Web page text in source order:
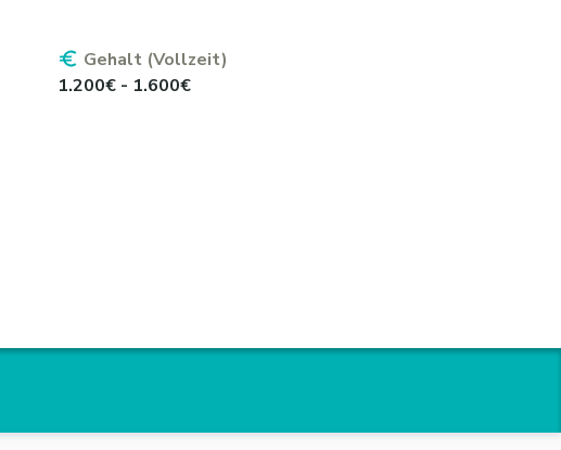
Gehalt (Vollzeit)
1.200€ - 1.600€